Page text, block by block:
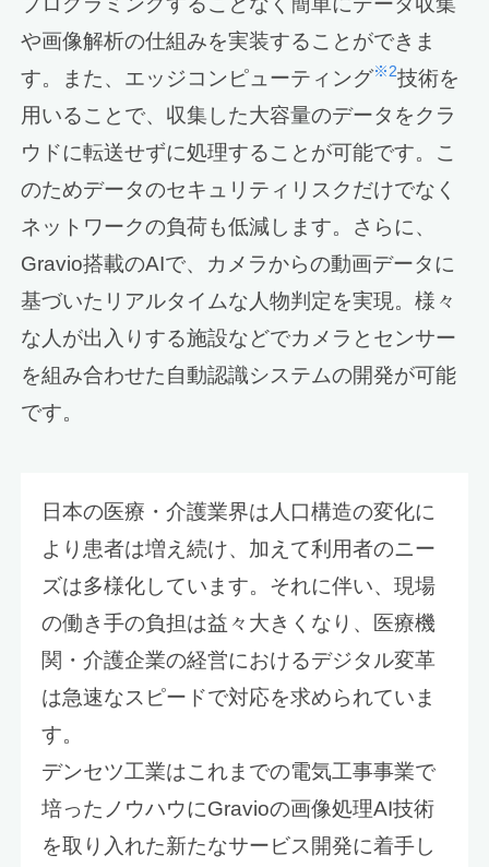
や画像解析の仕組みを実装することができま
す。また、エッジコンピューティング※2技術を
用いることで、収集した大容量のデータをクラ
ウドに転送せずに処理することが可能です。こ
のためデータのセキュリティリスクだけでなく
ネットワークの負荷も低減します。さらに、
Gravio搭載のAIで、カメラからの動画データに
基づいたリアルタイムな人物判定を実現。様々
な人が出入りする施設などでカメラとセンサー
を組み合わせた自動認識システムの開発が可能
です。
日本の医療・介護業界は人口構造の変化に
より患者は増え続け、加えて利用者のニー
ズは多様化しています。それに伴い、現場
の働き手の負担は益々大きくなり、医療機
関・介護企業の経営におけるデジタル変革
は急速なスピードで対応を求められていま
す。
デンセツ工業はこれまでの電気工事事業で
培ったノウハウにGravioの画像処理AI技術
を取り入れた新たなサービス開発に着手し